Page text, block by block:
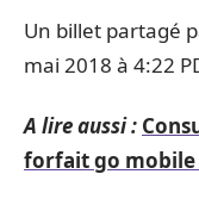
Un billet partagé
mai 2018 à 4:22
A lire aussi :
forfait go mobile